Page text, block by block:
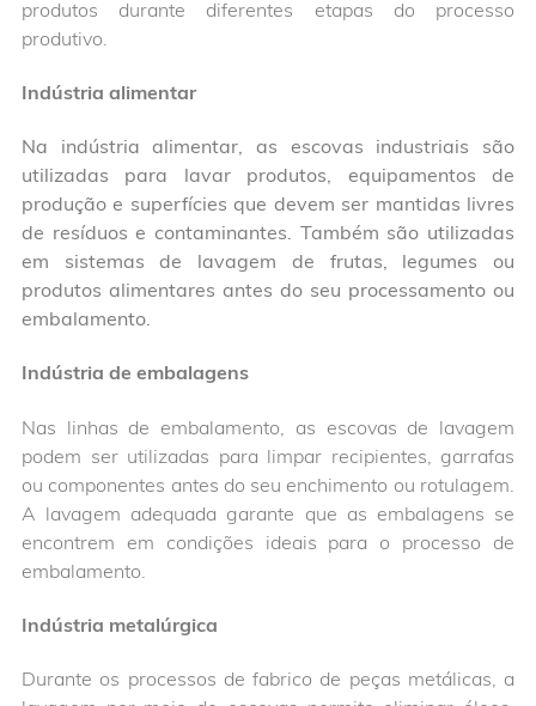
produtos durante diferentes etapas do processo
produtivo.
Indústria alimentar
Na indústria alimentar, as escovas industriais são
utilizadas para lavar produtos, equipamentos de
produção e superfícies que devem ser mantidas livres
de resíduos e contaminantes. Também são utilizadas
em sistemas de lavagem de frutas, legumes ou
produtos alimentares antes do seu processamento ou
embalamento.
Indústria de embalagens
Nas linhas de embalamento, as escovas de lavagem
podem ser utilizadas para limpar recipientes, garrafas
ou componentes antes do seu enchimento ou rotulagem.
A lavagem adequada garante que as embalagens se
encontrem em condições ideais para o processo de
embalamento.
Indústria metalúrgica
Durante os processos de fabrico de peças metálicas, a